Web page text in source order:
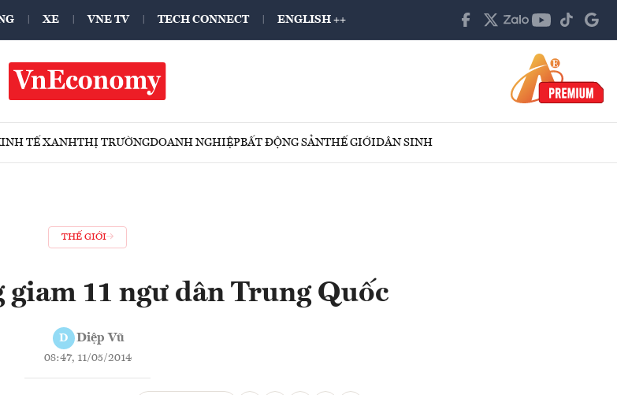
XE VNE TV TECH CONNECT ENGLISH ++
TẾ XANHTHỊ TRƯỜNGDOANH NGHIỆPBẤT ĐỘNG SẢNTHẾ GIỚIDÂN SINH
THẾ GIỚI
11 ngư dân Trung Quốc
D Diệp Vũ
08:47, 11/05/2014